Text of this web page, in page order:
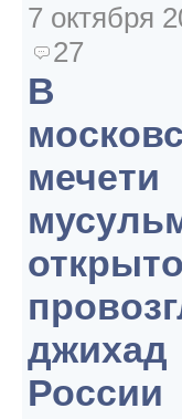
7 октября
27
В
мечети
открыто
джихад
России